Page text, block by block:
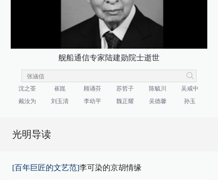
舰船通信专家陆建勋院士逝世
沈之荃 崔崑 顾诵芬 苏哲子 陈毓川
吴咸中
戴汝为
刘玉清 李幼平 魏正耀 吴德馨 孙玉
光明导读
[百年巨匠的文艺范]李可染的京胡情缘